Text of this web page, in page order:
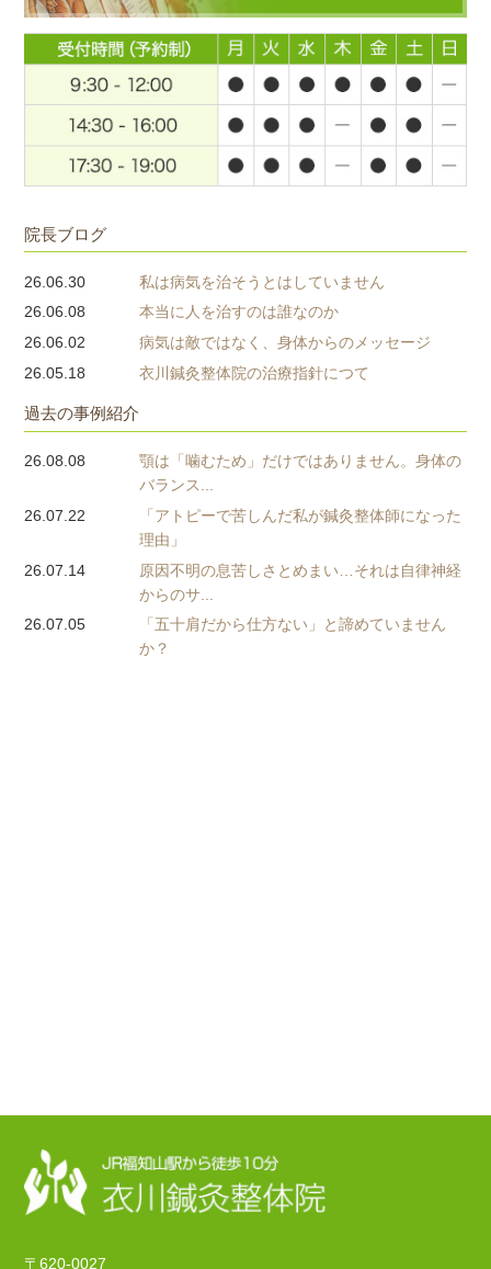
院長ブログ
26.06.30
私は病気を治そうとはしていません
26.06.08
本当に人を治すのは誰なのか
26.06.02
病気は敵ではなく、身体からのメッセージ
26.05.18
衣川鍼灸整体院の治療指針につて
過去の事例紹介
26.08.08
顎は「噛むため」だけではありません。身体の
バランス...
26.07.22
「アトピーで苦しんだ私が鍼灸整体師になった
理由」
26.07.14
原因不明の息苦しさとめまい…それは自律神経
からのサ...
26.07.05
「五十肩だから仕方ない」と諦めていません
か？
〒620-0027